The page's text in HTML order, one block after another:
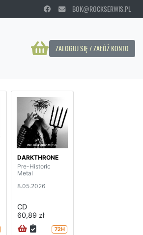
BOK@ROCKSERWIS.PL
ZALOGUJ SIĘ / ZAŁÓŻ KONTO
DARKTHRONE
Pre-Historic
Metal
8.05.2026
CD
60,89 zł
72H